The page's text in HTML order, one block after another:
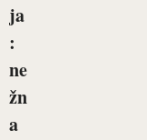
ja
:
ne
žn
a